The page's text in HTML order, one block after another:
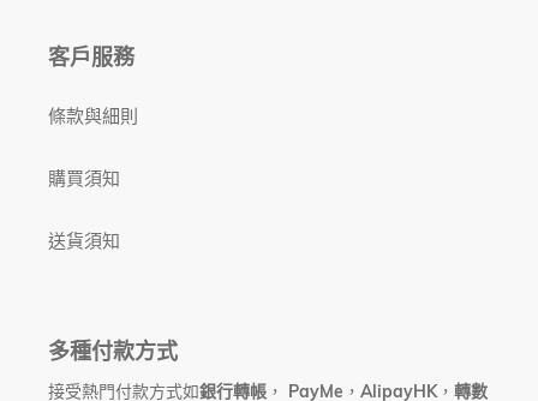
客戶服務
條款與細則
購買須知
送貨須知
多種付款方式
接受熱門付款方式如銀行轉帳 ， PayMe ， AlipayHK ， 轉數